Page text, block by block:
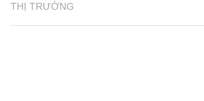
THỊ TRƯỜNG